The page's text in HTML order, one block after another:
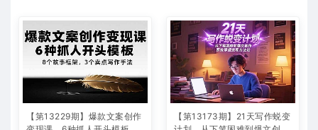
【第13229期】爆款文案创作
【第13173期】21天写作蜕变